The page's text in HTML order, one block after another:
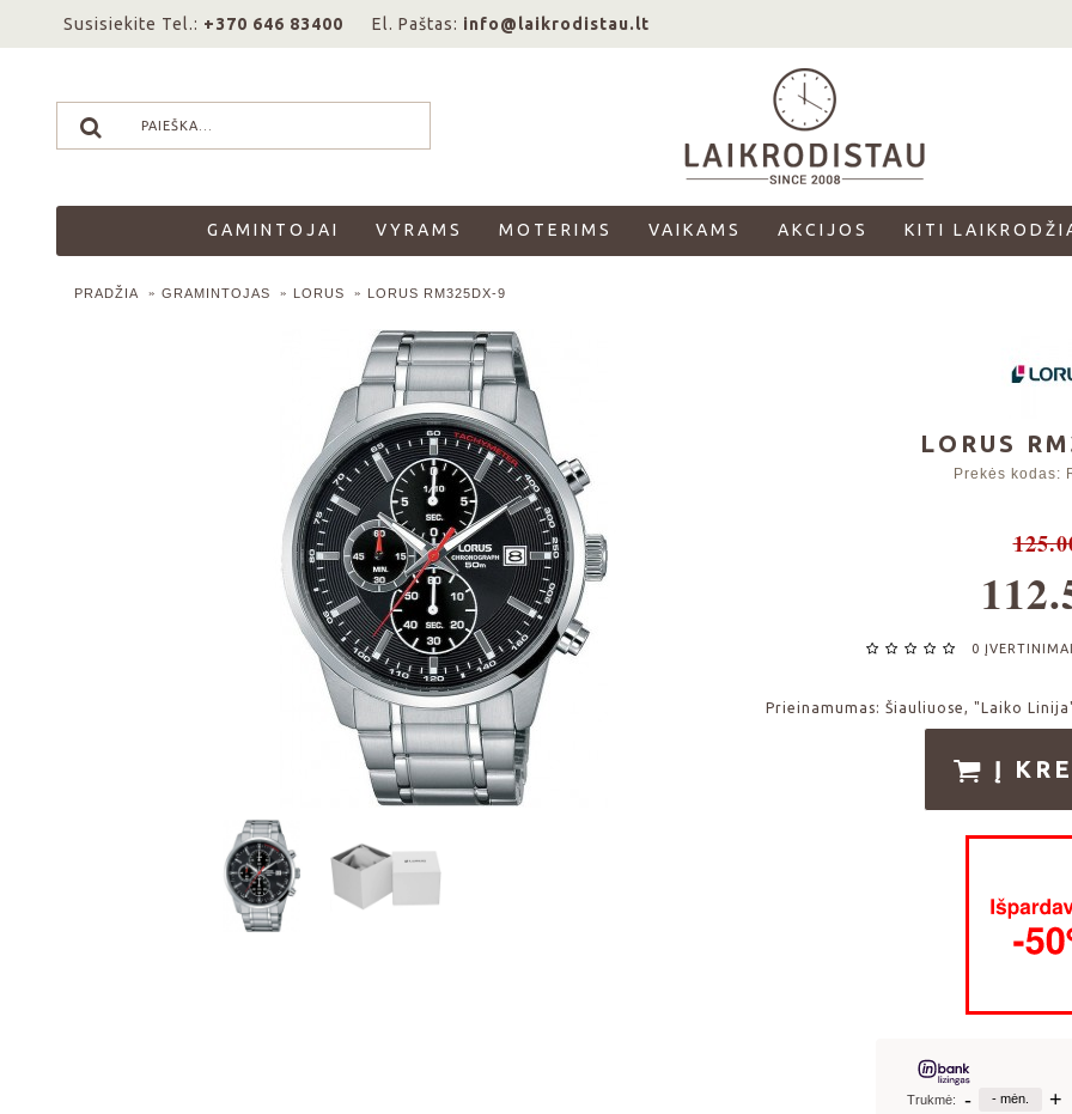
Susisiekite Tel.: +370 646 83400 El. Paštas: info@laikrodistau.lt
GAMINTOJAI VYRAMS MOTERIMS VAIKAMS AKCIJOS KITI
PRADŽIA GRAMINTOJAS LORUS LORUS RM325DX-9
LORUS
Prekės kodas:
0 ĮVERTINIMAI
Prieinamumas: Šiauliuose, "Laiko
Į